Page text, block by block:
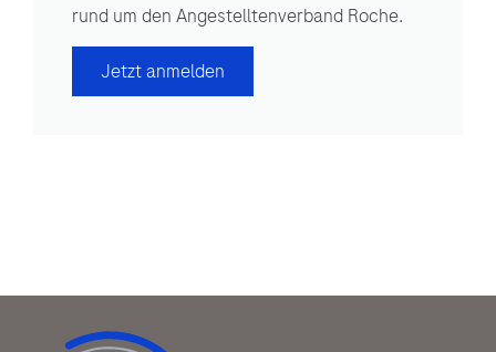
rund um den Angestelltenverband Roche.
Jetzt anmelden